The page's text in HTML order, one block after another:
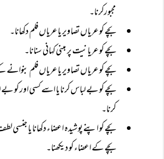
مجبورکرنا۔
بچے کو عریاں تصاویر یا عریاں فلم دکھانا۔
بچے کو عریانیت پر مبنی کہانی سنانا۔
بچے کو عریاں تصاویر یا عریاں فلم
بچے کو بے لباس کرنا یا اسے کسی اور کو بے
کرنا۔
بچے کو اپنے پوشیدہ اعضاء دکھانا یا
بچے کے اعضاء کو دیکھنا۔